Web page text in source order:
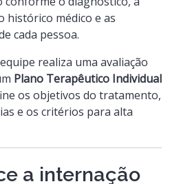
histórico médico e as
cada pessoa.
realiza uma avaliação
Plano Terapêutico Individual
os objetivos do tratamento,
e os critérios para alta
a internação